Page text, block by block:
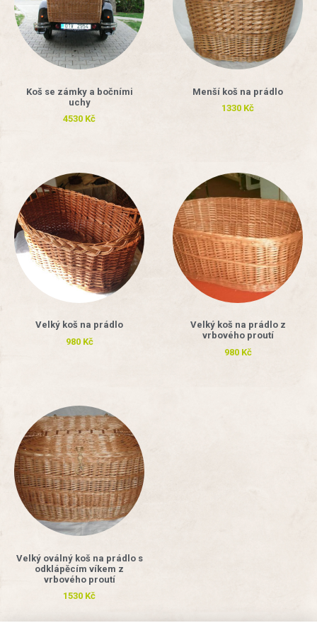
Koš se zámky a bočními
uchy
4530 Kč
Menší koš na prádlo
1330 Kč
Velký koš na prádlo
980 Kč
Velký koš na prádlo z
vrbového proutí
980 Kč
Velký oválný koš na prádlo s
odklápěcím víkem z
vrbového proutí
1530 Kč